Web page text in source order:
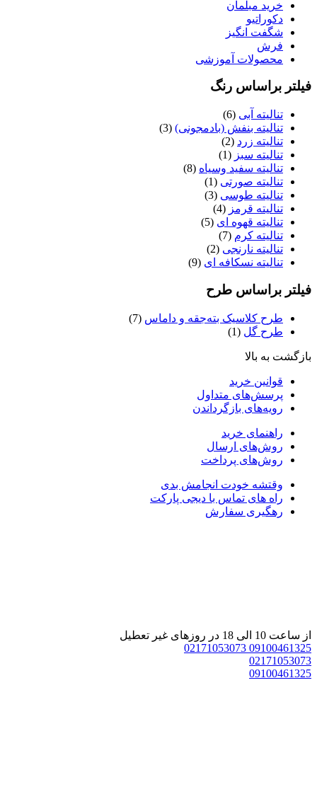
خرید مبلمان
دکوراتیو
شگفت انگیز
فرش
محصولات آموزشی
فیلتر براساس رنگ
تنالیته آبی (6)
تنالیته بنفش (بادمجونی) (3)
تنالیته زرد (2)
تنالیته سبز (1)
تنالیته سفید وسیاه (8)
تنالیته صورتی (1)
تنالیته طوسی (3)
تنالیته قرمز (4)
تنالیته قهوه ای (5)
تنالیته کرم (7)
تنالیته نارنجی (2)
تنالیته نسکافه ای (9)
فیلتر براساس طرح
طرح کلاسیک بته‌جقه و داماس (7)
طرح گل (1)
بازگشت به بالا
قوانین خرید
پرسش‌های متداول
رویه‌های بازگرداندن
راهنمای خرید
روش‌های ارسال
روش‌های پرداخت
وقتشه خودت انجامش بدی
راه های تماس با دیجی پارکت
رهگیری سفارش
از ساعت 10 الی 18 در روزهای غیر تعطیل
09100461325
02171053073
02171053073
09100461325